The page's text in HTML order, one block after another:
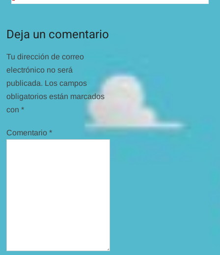
Deja un comentario
Tu dirección de correo
electrónico no será
publicada. Los campos
obligatorios están marcados
con*
Comentario*